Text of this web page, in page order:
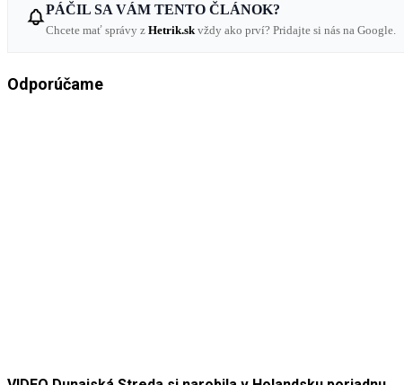
PÁČIL SA VÁM TENTO ČLÁNOK?
Chcete mať správy z Hetrik.sk vždy ako prví? Pridajte si nás na Google.
Odporúčame